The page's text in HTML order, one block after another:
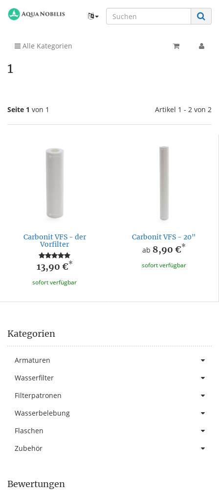
Alle Kategorien
1
Seite 1 von 1 Artikel 1 - 2 von 2
Carbonit VFS - der
Vorfilter
13,90 €*
sofort verfügbar
Carbonit VFS - 20"
ab 8,90 €*
sofort verfügbar
Kategorien
Armaturen
Wasserfilter
Filterpatronen
Wasserbelebung
Flaschen
Zubehör
Bewertungen